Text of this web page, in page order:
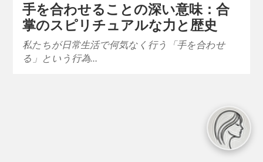
手を合わせることの深い意味：合
掌のスピリチュアルな力と歴史
私たちが日常生活で何気なく行う「手を合わせ
る」という行為…